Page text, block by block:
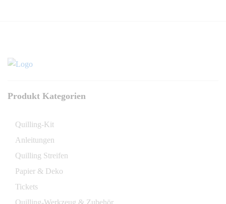
Produkt Kategorien
Quilling-Kit
Anleitungen
Quilling Streifen
Papier & Deko
Tickets
Quilling-Werkzeug & Zubehör